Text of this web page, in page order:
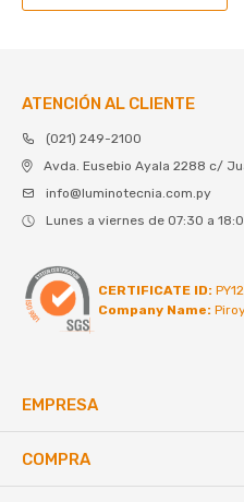
ATENCIÓN AL CLIENTE
(021) 249-2100
Avda. Eusebio Ayala 2288 c/
info@luminotecnia.com.py
Lunes a viernes de 07:30 a
CERTIFICATE ID:
Company Name:
EMPRESA
COMPRA